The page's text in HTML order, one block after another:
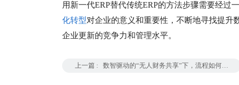
用新一代ERP替代传统ERP的方法步骤需要经过
化转型对企业的意义和重要性，不断地寻找提升
企业更新的竞争力和管理水平。
上一篇 :
数智驱动的“无人财务共享”下，流程如何变